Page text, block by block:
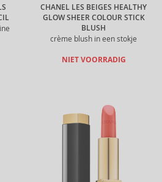
CHANEL LES BEIGES HEALTHY
GLOW SHEER COLOUR STICK
BLUSH
crème blush in een stokje
NIET VOORRADIG